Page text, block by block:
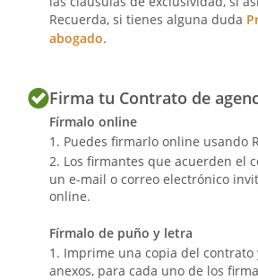
Obligaciones del agente
de la empresa con la
ordenado comerciante.
17. Comunicar al empresario
clientes con los que promueva
Recuerda, si tienes alguna duda
abogado.
Firma tu Contrato de
Fírmalo online
Puedes firmarlo online usando
Los firmantes que acuerden el
un e-mail o correo electrónico
online.
Fírmalo de puño y letra
Imprime una copia del contrato
anexos, para cada uno de los